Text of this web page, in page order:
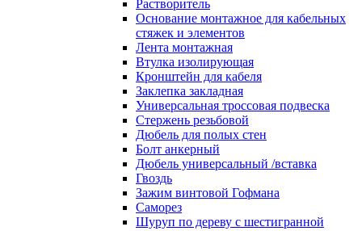
Растворитель
Основание монтажное для кабельных
стяжек и элементов
Лента монтажная
Втулка изолирующая
Кронштейн для кабеля
Заклепка закладная
Универсальная троссовая подвеска
Стержень резьбовой
Дюбель для полых стен
Болт анкерный
Дюбель универсальный /вставка
Гвоздь
Зажим винтовой Гофмана
Саморез
Шуруп по дереву с шестигранной